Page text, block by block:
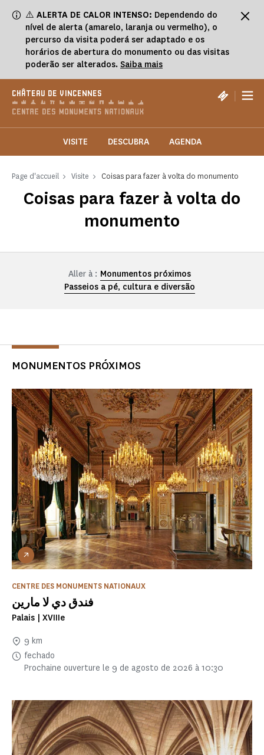
⚠️ ALERTA DE CALOR INTENSO: Dependendo do
nível de alerta (amarelo, laranja ou vermelho), o
percurso da visita poderá ser adaptado e os
horários de abertura do monumento ou das visitas
poderão ser alterados. Saiba mais
CHÂTEAU DE VINCENNES |
VISITE DESCUBRA AGENDA
Page d'accueil Visite Coisas para fazer à volta do monumento
Coisas para fazer à volta do
monumento
Aller à : Monumentos próximos
Passeios a pé, cultura e diversão
MONUMENTOS PRÓXIMOS
فندق دي لا مارين
CENTRE DES MONUMENTS NATIONAUX
Palais | XVIIIe
9 km
fechado
Prochaine ouverture le 9 de agosto de 2026 à 10:30